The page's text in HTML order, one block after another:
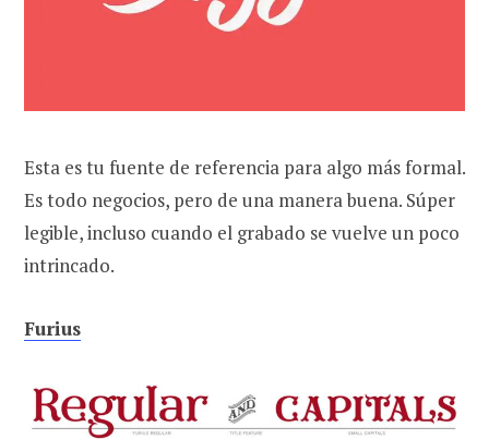
Esta es tu fuente de referencia para algo más formal.
Es todo negocios, pero de una manera buena. Súper
legible, incluso cuando el grabado se vuelve un poco
intrincado.
Furius